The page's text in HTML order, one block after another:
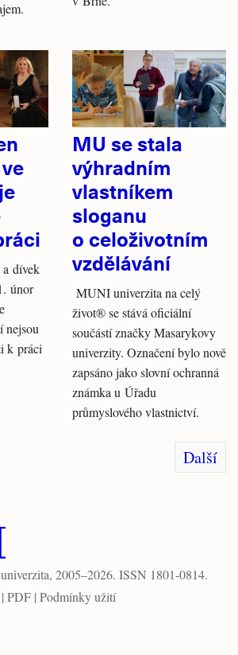
a dívek
únor
nejsou
k práci
MU se stala
výhradním
vlastníkem
sloganu
o celoživotním
vzdělávání
MUNI univerzita na celý
život® se stává oficiální
součástí značky Masarykovy
univerzity. Označení bylo nově
zapsáno jako slovní ochranná
známka u Úřadu
průmyslového vlastnictví.
Další
, 2005–2026. ISSN 1801-0814.
| PDF | Podmínky užití